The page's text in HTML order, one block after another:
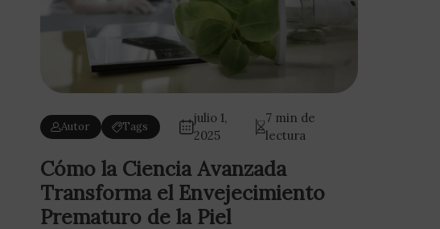
Autor Tags
julio 1,
2025
7 min de
lectura
Cómo la Ciencia Avanzada
Transforma el Envejecimiento
Prematuro de la Piel